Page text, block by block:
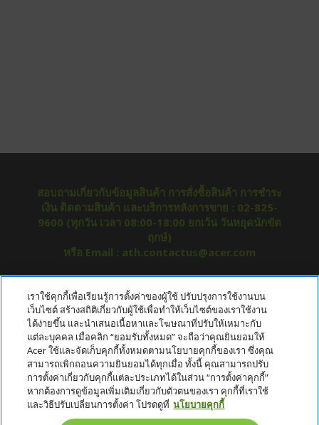
สอบถามเกี่ยวกับข้อมูลสินค้า การสั่งซื้อสินค้า การชำระ
เงิน ติดตามสินค้า และบริการหลังการขาย : 02-825-
9600 (ทุกวัน เวลา 08:00-18:00 ยกเว้น วันหยุดนักขัต
ฤกษ์)
หรือ Email : ath.contactus@acer.com
เกี่ยวกับ ACER h
i
d
d
e
n
บริการลูกค้าh
i
d
d
e
n
ข้อกำหนดh
i
d
d
e
บัญชี h
i
d
หนังสือรับรองh
เราใช้คุกกี้เพื่อเรียนรู้การตั้งค่าของผู้ใช้ ปรับปรุงการใช้งานบน
เว็บไซต์ สร้างสถิติเกี่ยวกับผู้ใช้เพื่อทำให้เว็บไซต์ของเราใช้งาน
ได้ง่ายขึ้น และนำเสนอเนื้อหาและโฆษณาที่ปรับให้เหมาะกับ
แต่ละบุคคล เมื่อคลิก “ยอมรับทั้งหมด” จะถือว่าคุณยินยอมให้
Acer ใช้และจัดเก็บคุกกี้ทั้งหมดตามนโยบายคุกกี้ของเรา ซึ่งคุณ
สามารถเพิกถอนความยินยอมได้ทุกเมื่อ ทั้งนี้ คุณสามารถปรับ
การตั้งค่าเกี่ยวกับคุกกี้แต่ละประเภทได้ในส่วน “การตั้งค่าคุกกี้”
หากต้องการดูข้อมูลเพิ่มเติมเกี่ยวกับตัวตนของเรา คุกกี้ที่เราใช้
และวิธีปรับเปลี่ยนการตั้งค่า โปรดดูที่ นโยบายคุกกี้